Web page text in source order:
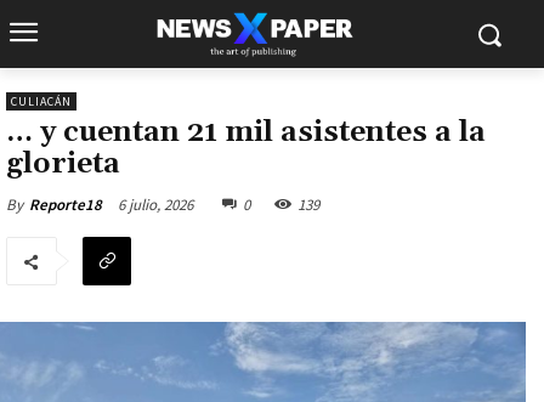
CULIACÁN
… y cuentan 21 mil asistentes a la
glorieta
By Reporte18 6 julio, 2026 0 139